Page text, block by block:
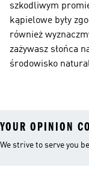
szkodliwym
kąpielowe były
również
zażywasz słońca
środowisko
YOUR OPINION
We strive to serve you